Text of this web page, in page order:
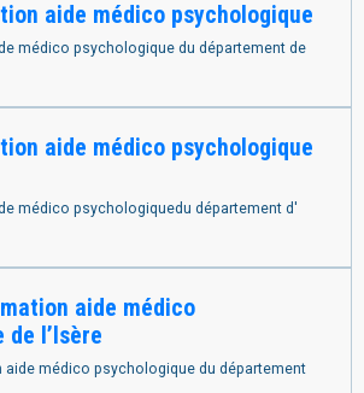
aide médico psychologique
médico psychologique du département de
aide médico psychologique
médico psychologiquedu département d'
aide médico
de l’Isère
médico psychologique du département